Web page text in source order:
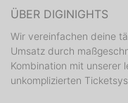
ÜBER DIGINIGHTS
Wir vereinfachen deine
Umsatz durch
Kombination mit unserer
unkomplizierten